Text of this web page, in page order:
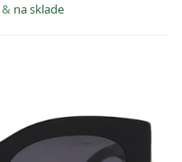
& na sklade